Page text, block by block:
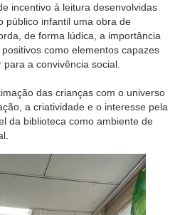
incentivo à leitura desenvolvidas
público infantil uma obra de
de forma lúdica, a importância
como elementos capazes
a convivência social.
das crianças com o universo
a criatividade e o interesse pela
da biblioteca como ambiente de